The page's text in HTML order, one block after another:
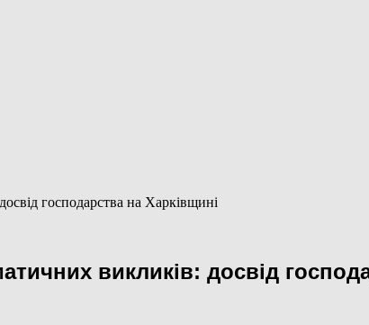
господарства на Харківщині
викликів: досвід